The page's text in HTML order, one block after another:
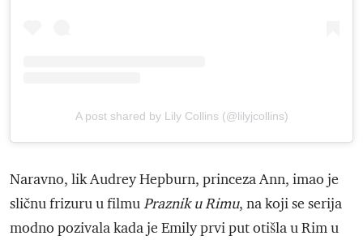
A post shared by Lily Collins (@lilyjcollins)
Naravno, lik Audrey Hepburn, princeza Ann, imao je
sličnu frizuru u filmuPraznik u Rimu, na koji se serija
modno pozivala kada je Emily prvi put otišla u Rim u